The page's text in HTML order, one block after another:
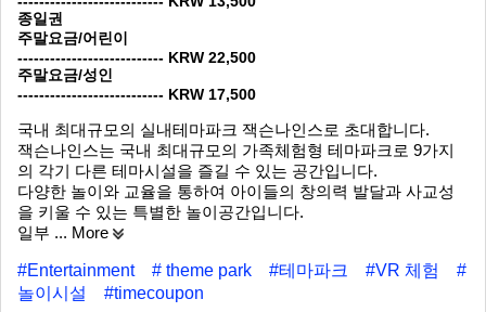
종일권
주말요금/어린이
--------------------------- KRW 22,500
주말요금/성인
--------------------------- KRW 17,500
국내 최대규모의 실내테마파크 잭슨나인스로 초대합니다.
잭슨나인스는 국내 최대규모의 가족체험형 테마파크로 9가지
의 각기 다른 테마시설을 즐길 수 있는 공간입니다.
다양한 놀이와 교율을 통하여 아이들의 창의력 발달과 사교성
을 키울 수 있는 특별한 놀이공간입니다.
일부 ... More
#Entertainment # theme park #테마파크 #VR 체험
#
놀이시설
#timecoupon